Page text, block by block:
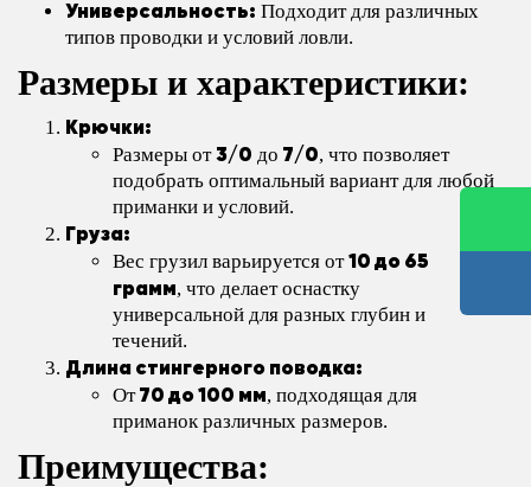
Универсальность: Подходит для различных
типов проводки и условий ловли.
Размеры и характеристики:
Крючки:
Размеры от3/0 до 7/0, что позволяет
подобрать оптимальный вариант для любой
приманки и условий.
Груза:
Вес грузил варьируется от10 до 65
грамм, что делает оснастку
универсальной для разных глубин и
течений.
Длина стингерного поводка:
От70 до 100 мм, подходящая для
приманок различных размеров.
Преимущества: